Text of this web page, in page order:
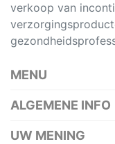
verkoop van
MENU
ALGEMENE INFO
UW MENING